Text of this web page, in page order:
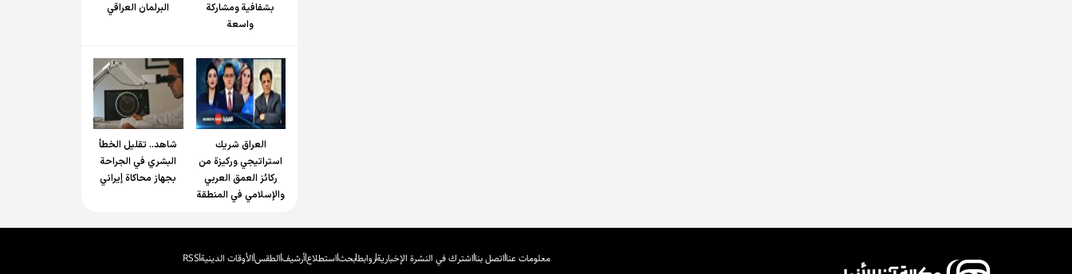
بشفافية ومشاركة
واسعة
البرلمان العراقي
العراق شريك
استراتيجي وركيزة من
ركائز العمق العربي
والإسلامي في المنطقة
شاهد.. تقليل الخطأ
البشري في الجراحة
بجهاز محاكاة إيراني
معلومات عنااتصل بنااشترك في النشرة الإخباريةروابطبحثاستطلاعأرشيفالطقسالأوقات الدينيةRSS